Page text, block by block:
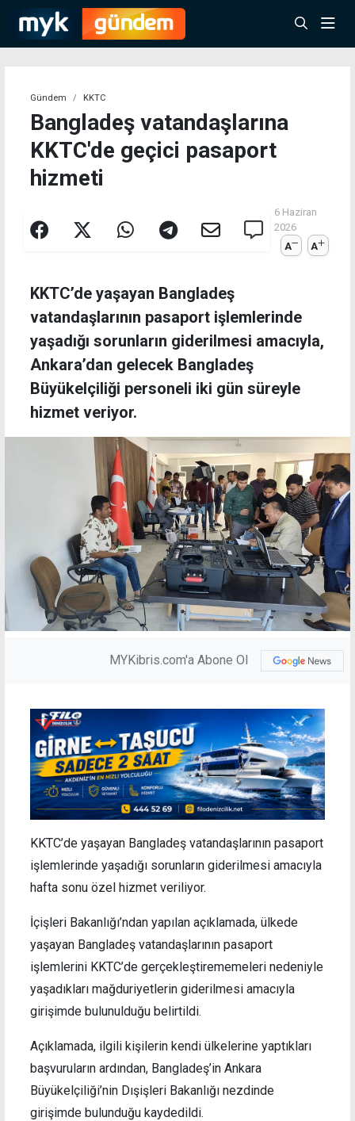
Gündem KKTC
Bangladeş vatandaşlarına
KKTC'de geçici pasaport
hizmeti
6 Haziran
2026
A
A
KKTC’de yaşayan Bangladeş
vatandaşlarının pasaport işlemlerinde
yaşadığı sorunların giderilmesi amacıyla,
Ankara’dan gelecek Bangladeş
Büyükelçiliği personeli iki gün süreyle
hizmet veriyor.
MYKibris.com'a Abone Ol
KKTC’de yaşayan Bangladeş vatandaşlarının pasaport
işlemlerinde yaşadığı sorunların giderilmesi amacıyla
hafta sonu özel hizmet veriliyor.
İçişleri Bakanlığı’ndan yapılan açıklamada, ülkede
yaşayan Bangladeş vatandaşlarının pasaport
işlemlerini KKTC’de gerçekleştirememeleri nedeniyle
yaşadıkları mağduriyetlerin giderilmesi amacıyla
girişimde bulunulduğu belirtildi.
Açıklamada, ilgili kişilerin kendi ülkelerine yaptıkları
başvuruların ardından, Bangladeş’in Ankara
Büyükelçiliği’nin Dışişleri Bakanlığı nezdinde
girişimde bulunduğu kaydedildi.